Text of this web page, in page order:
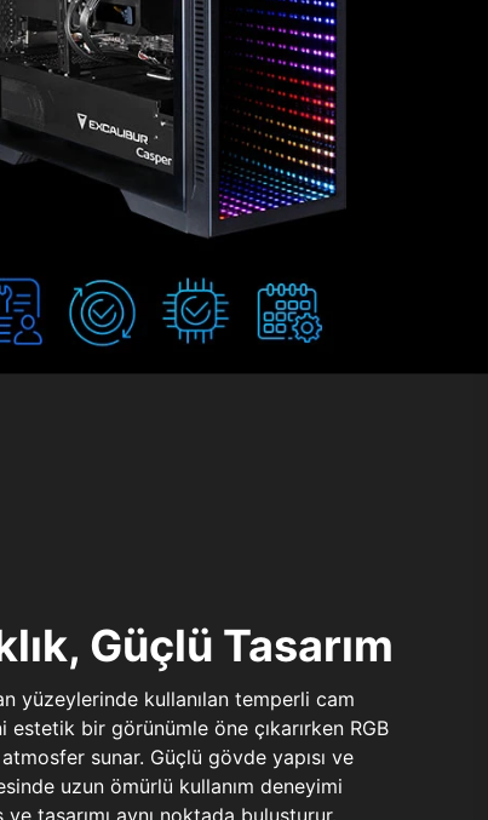
Güçlü Tasarım
yüzeylerinde kullanılan temperli cam
estetik bir görünümle öne çıkarırken RGB
sunar. Güçlü gövde yapısı ve
uzun ömürlü kullanım deneyimi